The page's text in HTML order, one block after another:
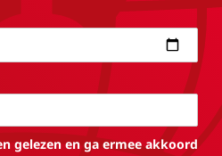
gelezen en ga ermee akkoord